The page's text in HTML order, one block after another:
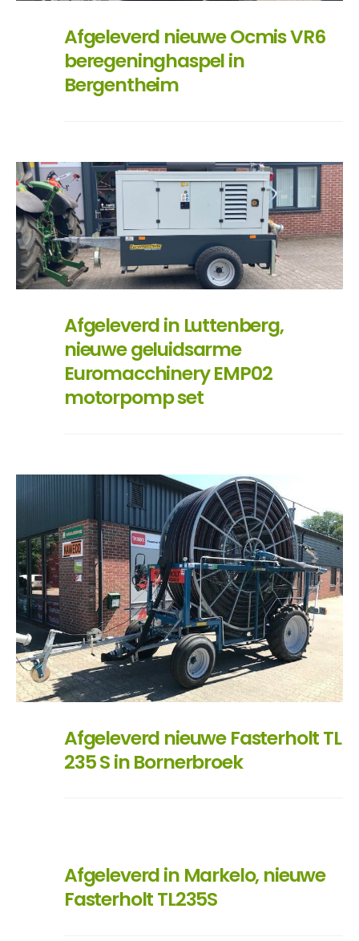
Afgeleverd nieuwe Ocmis VR6
beregeninghaspel in
Bergentheim
Afgeleverd in Luttenberg,
nieuwe geluidsarme
Euromacchinery EMP02
motorpomp set
Afgeleverd nieuwe Fasterholt TL
235 S in Bornerbroek
Afgeleverd in Markelo, nieuwe
Fasterholt TL235S